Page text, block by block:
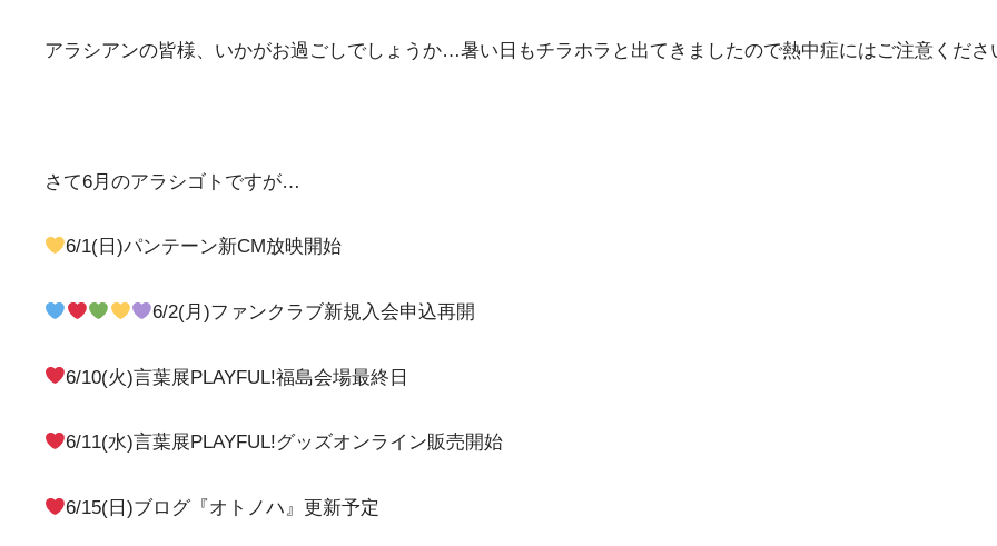
アラシアンの皆様、いかがお過ごしでしょうか…暑い日もチラホラと出てきましたので熱中症にはご注意くださ
さて6月のアラシゴトですが…
6/1(日)パンテーン新CM放映開始
6/2(月)ファンクラブ新規入会申込再開
6/10(火)言葉展PLAYFUL!福島会場最終日
6/11(水)言葉展PLAYFUL!グッズオンライン販売開始
6/15(日)ブログ『オトノハ』更新予定